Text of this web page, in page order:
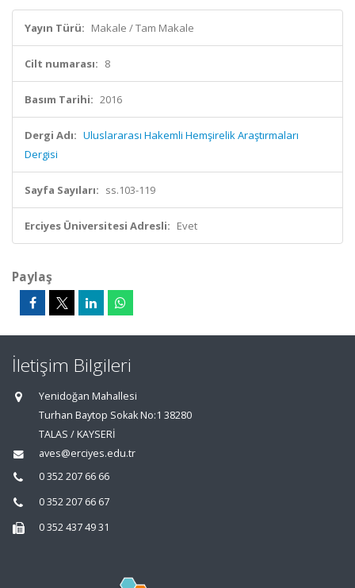
Yayın Türü: Makale / Tam Makale
Cilt numarası: 8
Basım Tarihi: 2016
Dergi Adı: Uluslararası Hakemli Hemşirelik Araştırmaları
Dergisi
Sayfa Sayıları: ss.103-119
Erciyes Üniversitesi Adresli: Evet
Paylaş
İletişim Bilgileri
Yenidoğan Mahallesi
Turhan Baytop Sokak No:1 38280
TALAS / KAYSERİ
aves@erciyes.edu.tr
0 352 207 66 66
0 352 207 66 67
0 352 437 49 31